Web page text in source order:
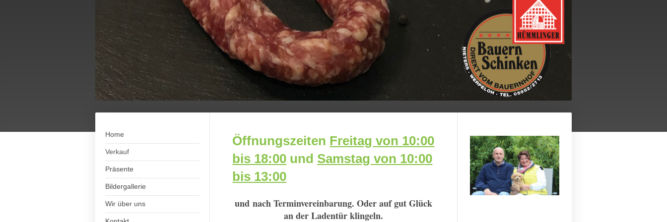
Home
Verkauf
Präsente
Bildergallerie
Wir über uns
Öffnungszeiten Freitag von 10:00
bis 18:00 und Samstag von 10:00
bis 13:00
und nach Terminvereinbarung. Oder auf gut Glück
an der Ladentür klingeln.